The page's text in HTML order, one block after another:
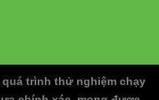
trình thử nghiệm chạy